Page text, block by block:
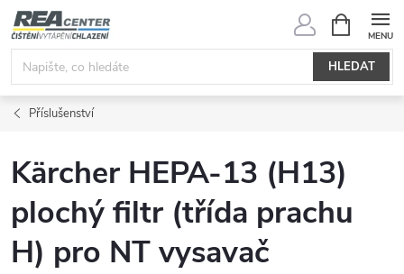
Přejít
na
obsah
HLEDAT
NÁKUPNÍ
KOŠÍK
Příslušenství
Kärcher HEPA-13 (H13)
plochý filtr (třída prachu
H) pro NT vysavač